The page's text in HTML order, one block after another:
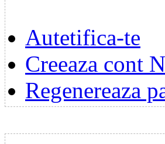
Autetifica-te
Creeaza cont
Regenereaza